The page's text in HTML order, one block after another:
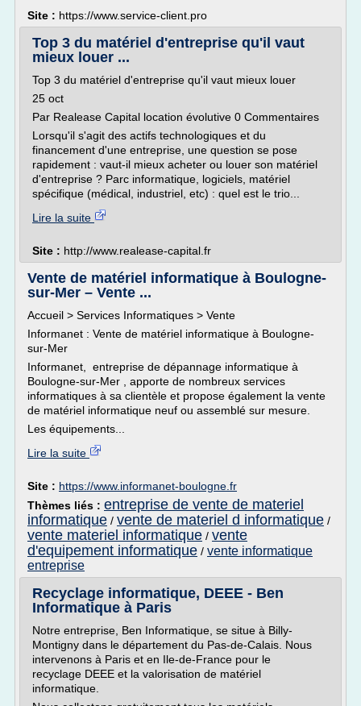
Site : https://www.service-client.pro
Top 3 du matériel d'entreprise qu'il vaut
mieux louer ...
Top 3 du matériel d'entreprise qu'il vaut mieux louer
25 oct
Par Realease Capital location évolutive 0 Commentaires
Lorsqu'il s'agit des actifs technologiques et du
financement d'une entreprise, une question se pose
rapidement : vaut-il mieux acheter ou louer son matériel
d'entreprise ? Parc informatique, logiciels, matériel
spécifique (médical, industriel, etc) : quel est le trio...
Lire la suite
Site : http://www.realease-capital.fr
Vente de matériel informatique à Boulogne-
sur-Mer – Vente ...
Accueil > Services Informatiques > Vente
Informanet : Vente de matériel informatique à Boulogne-
sur-Mer
Informanet, entreprise de dépannage informatique à
Boulogne-sur-Mer , apporte de nombreux services
informatiques à sa clientèle et propose également la vente
de matériel informatique neuf ou assemblé sur mesure.
Les équipements...
Lire la suite
Site : https://www.informanet-boulogne.fr
Thèmes liés : entreprise de vente de materiel
informatique / vente de materiel d informatique /
vente materiel informatique / vente
d'equipement informatique / vente informatique
entreprise
Recyclage informatique, DEEE - Ben
Informatique à Paris
Notre entreprise, Ben Informatique, se situe à Billy-
Montigny dans le département du Pas-de-Calais. Nous
intervenons à Paris et en Ile-de-France pour le
recyclage DEEE et la valorisation de matériel
informatique.